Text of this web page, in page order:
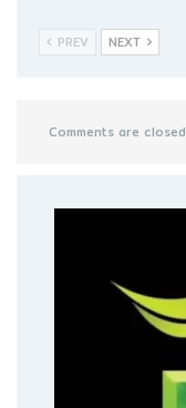
PREV NEXT
Comments are